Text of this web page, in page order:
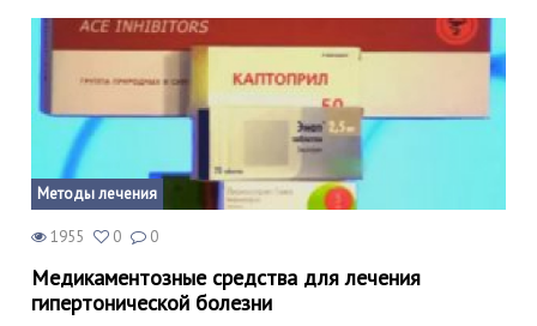
Методы лечения
1955 0 0
Медикаментозные средства для лечения
гипертонической болезни